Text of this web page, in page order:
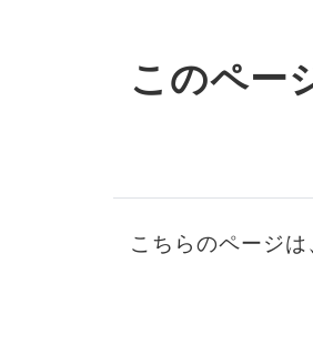
このペー
こちらのページ